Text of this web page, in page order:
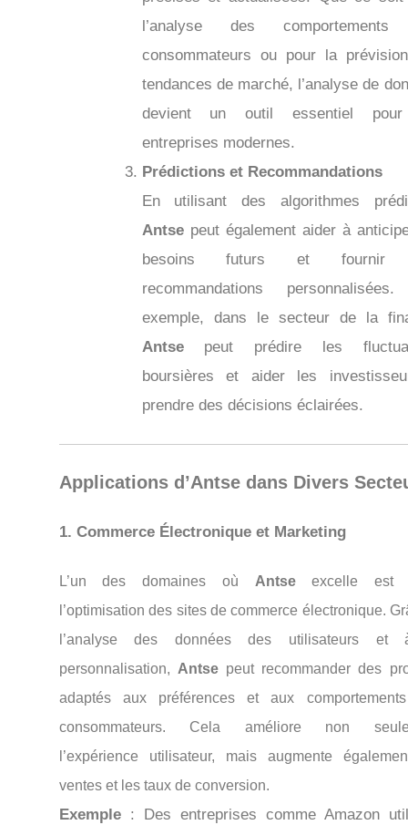
l’analyse des comportements
consommateurs ou pour la
tendances de marché, l’analyse de
devient un outil essentiel
entreprises modernes.
Prédictions et Recommandations
En utilisant des algorithmes
Antsepeut également aider à
besoins futurs et fournir
recommandations
exemple, dans le secteur de la
Antsepeut prédire les
boursières et aider les
prendre des décisions éclairées.
Applications d’Antsedans Divers
1. Commerce Électronique et Marketing
L’un des domaines où Antseexcelle est
l’optimisation des sites de commerce électronique.
l’analyse des données des utilisateurs
personnalisation, Antsepeut recommander des
adaptés aux préférences et aux
consommateurs. Cela améliore non
l’expérience utilisateur, mais augmente
ventes et les taux de conversion.
Exemple: Des entreprises comme Amazon